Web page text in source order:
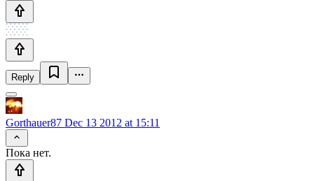
Reply
Gorthauer87 Dec 13 2012 at 15:11
Пока нет.